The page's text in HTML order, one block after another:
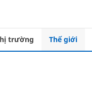
trường Thế giới